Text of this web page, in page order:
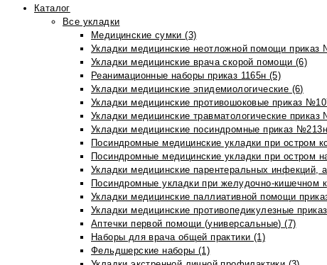
Каталог
Все укладки
Медицинские сумки (3)
Укладки медицинские неотложной помощи приказ
Укладки медицинские врача скорой помощи (6)
Реанимационные наборы приказ 1165н (5)
Укладки медицинские эпидемиологические (6)
Укладки медицинские противошоковые приказ
Укладки медицинские травматологические
Укладки медицинские посиндромные приказ
Посиндромные медицинские укладки при остром
Посиндромные медицинские укладки при остром
Укладки медицинские парентеральных
Посиндромные укладки при желудочно-кишечном
Укладки медицинские паллиативной помощи
Укладки медицинские противопедикулезные
Аптечки первой помощи (универсальные) (7)
Наборы для врача общей практики (1)
Фельдшерские наборы (1)